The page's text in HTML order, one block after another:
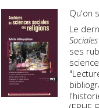
Qu'on
Le
ses